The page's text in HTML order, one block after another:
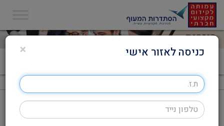
קורס איפור עדה לזורגן
× כניסה לאזור אישי